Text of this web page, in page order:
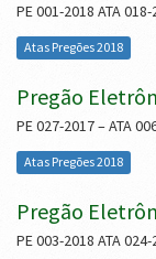
PE 001-2018 ATA 018-
Atas Pregões 2018
Pregão
PE 027-2017 – ATA
Atas Pregões 2018
Pregão
PE 003-2018 ATA